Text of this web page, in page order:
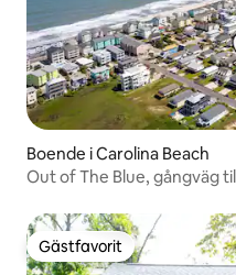
Boende i Carolina Beach
Out of The Blue, gångväg
Gästfavorit
Gästfavorit